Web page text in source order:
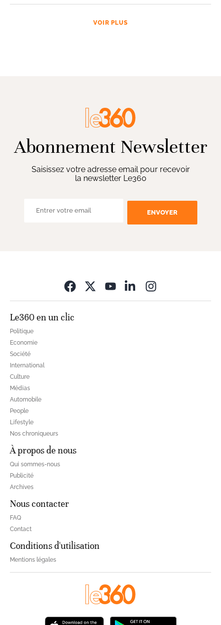
VOIR PLUS
Abonnement Newsletter
Saisissez votre adresse email pour recevoir
la newsletter Le360
ENVOYER
Le360 en un clic
Politique
Economie
Société
International
Culture
Médias
Automobile
People
Lifestyle
Nos chroniqueurs
À propos de nous
Qui sommes-nous
Publicité
Archives
Nous contacter
FAQ
Contact
Conditions d'utilisation
Mentions légales